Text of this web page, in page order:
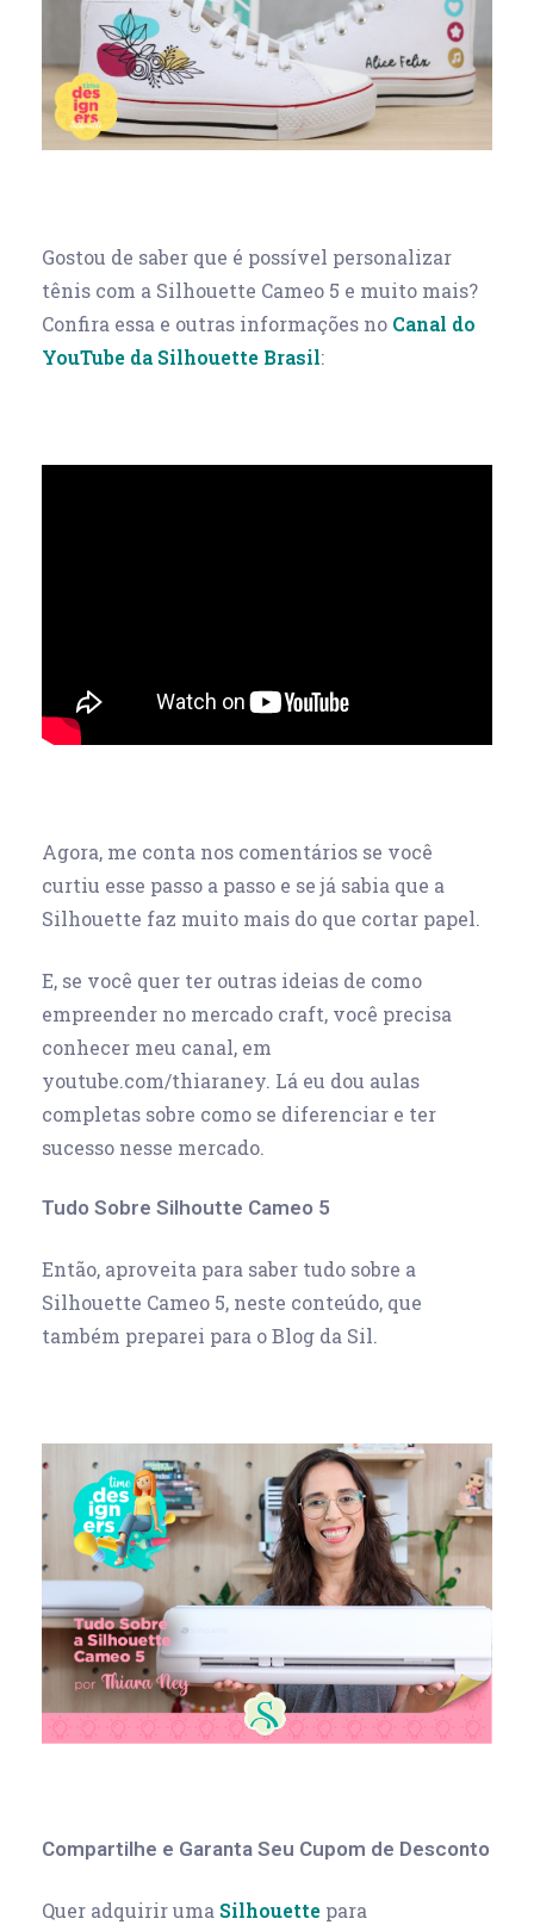
Gostou de saber que é possível personalizar
tênis com a Silhouette Cameo 5 e muito mais?
Confira essa e outras informações no Canal do
YouTube da Silhouette Brasil:
Agora, me conta nos comentários se você
curtiu esse passo a passo e se já sabia que a
Silhouette faz muito mais do que cortar papel.
E, se você quer ter outras ideias de como
empreender no mercado craft, você precisa
conhecer meu canal, em
youtube.com/thiaraney. Lá eu dou aulas
completas sobre como se diferenciar e ter
sucesso nesse mercado.
Tudo Sobre Silhoutte Cameo 5
Então, aproveita para saber tudo sobre a
Silhouette Cameo 5, neste conteúdo, que
também preparei para o Blog da Sil.
Compartilhe e Garanta Seu Cupom de Desconto
Quer adquirir uma Silhouette para